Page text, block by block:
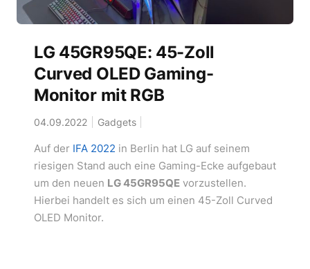
LG 45GR95QE: 45-Zoll
Curved OLED Gaming-
Monitor mit RGB
04.09.2022 Gadgets
Auf der IFA 2022 in Berlin hat LG auf seinem
riesigen Stand auch eine Gaming-Ecke aufgebaut
um den neuen LG 45GR95QEvorzustellen.
Hierbei handelt es sich um einen 45-Zoll Curved
OLED Monitor.